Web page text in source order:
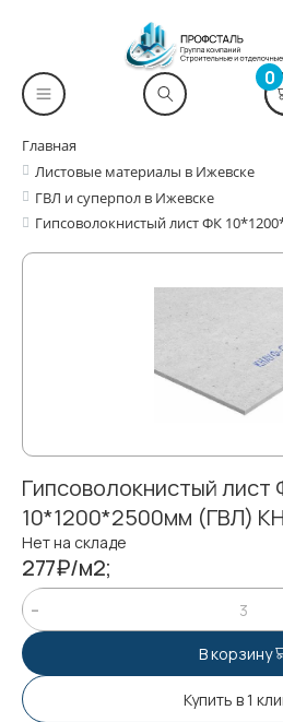
0
Главная
Листовые материалы в Ижевске
ГВЛ и суперпол в Ижевске
Гипсоволокнистый лист ФК
Гипсоволокнистый лист
10*1200*2500мм (ГВЛ)
Нет на складе
277₽/м2;
В корзину
Купить в 1